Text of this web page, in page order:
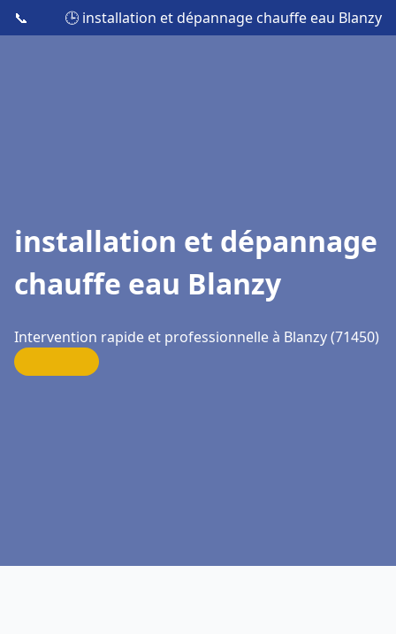
📞 🕒 installation et dépannage chauffe eau Blanzy
installation et dépannage
chauffe eau Blanzy
Intervention rapide et professionnelle à Blanzy (71450)